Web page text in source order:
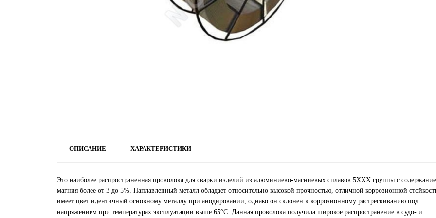
ОПИСАНИЕ ХАРАКТЕРИСТИКИ
Это наиболее распространенная проволока для сварки изделий из алюминиево-магниевых сплавов 5ХХХ группы с
магния более от 3 до 5%. Наплавленный металл обладает относительно высокой прочностью, отличной коррозионной
имеет цвет идентичный основному металлу при анодировании, однако он склонен к коррозионному растрескиванию под
напряжением при температурах эксплуатации выше 65°С. Данная проволока получила широкое распространение в судо- и